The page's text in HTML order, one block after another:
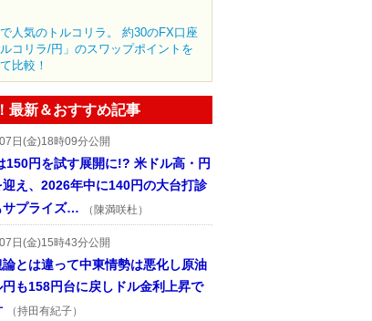
人気のトルコリラ。 約30のFX口座
コリラ/円」のスワップポイントを
比較！
最新＆おすすめ記事
日(金)18時09分公開
150円を試す展開に!? 米ドル高・円
え、2026年中に140円の大台打診
サプライズ…
（陳満咲杜）
日(金)15時43分公開
とは違って中東情勢は悪化し原油
も158円台に戻しドル金利上昇で
（持田有紀子）